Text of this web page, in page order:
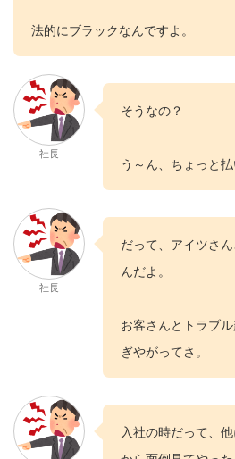
法的にブラックなんですよ。
社長
そうなの？
う～ん、ちょっと
社長
だって、アイツさ
んだよ。
お客さんとトラブ
ぎやがってさ。
入社の時だって、